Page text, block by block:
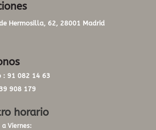
Hermosilla, 62, 28001 Madrid
: 91 082 14 63
908 179
horario
a Viernes: